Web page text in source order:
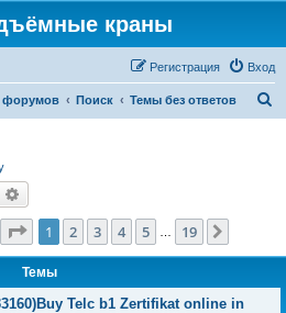
краны
Вход
Регистрация
форумов Поиск Темы без ответов
Поиск
Страница из 19
1 2 3 4 5 19
Темы
Telc b1 Zertifikat online in